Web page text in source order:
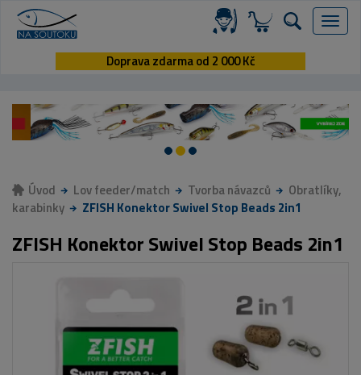
Menu
Doprava zdarma od 2 000 Kč
Úvod Lov feeder/match Tvorba návazců
Obratlíky,
karabinky
ZFISH Konektor Swivel Stop Beads 2in1
ZFISH Konektor Swivel Stop Beads 2in1